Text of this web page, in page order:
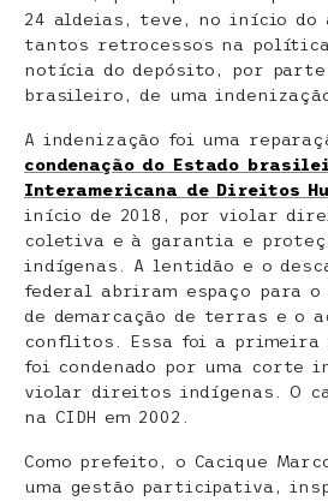
24 aldeias, teve, no início do
tantos retrocessos na
notícia do depósito, por parte
brasileiro, de uma indenização
A indenização foi uma
condenação do Estado
Interamericana de Direitos
início de 2018, por violar
coletiva e à garantia e
indígenas. A lentidão e o
federal abriram espaço para o
de demarcação de terras e o
conflitos. Essa foi a primeira
foi condenado por uma corte
violar direitos indígenas. O
na CIDH em 2002.
Como prefeito, o Cacique
uma gestão participativa,